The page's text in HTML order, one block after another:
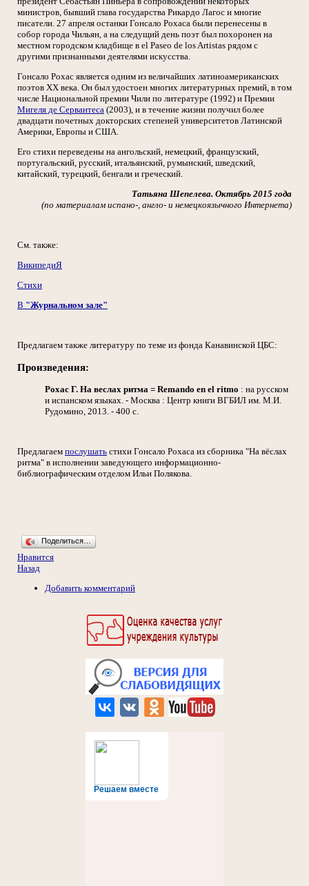
Решаем вместе
министров, бывший глава государства Рикардо Лагос и многие
писатели. 27 апреля останки Гонсало Рохаса были перенесены в
собор города Чильян, а на следущий день поэт был похоронен на
местном городском кладбище в el Paseo de los Artistas рядом с
другими признанными деятелями искусства.
Гонсало Рохас является одним из величайших латиноамериканских
поэтов ХХ века. Он был удостоен многих литературных премий, в том
числе Национальной премии Чили по литературе (1992) и Премии
Мигеля де Сервантеса (2003), и в течение жизни получил более
двадцати почетных докторских степеней университетов Латинской
Америки, Европы и США.
Его стихи переведены на ангольский, немецкий, французский,
португальский, русский, итальянский, румынский, шведский,
китайский, турецкий, бенгали и греческий.
Татьяна Шепелева. Октябрь 2015 года
(по материалам испано-, англо- и немецкоязычного Интернета)
См. также:
ВикипедиЯ
Стихи
В "Журнальном зале"
Предлагаем также литературу по теме из фонда Канавинской ЦБС:
Произведения:
Рохас Г. На веслах ритма = Remando en el ritmo : на русском
и испанском языках. - Москва : Центр книги ВГБИЛ им. М.И.
Рудомино, 2013. - 400 с.
Предлагаем послушать стихи Гонсало Рохаса из сборника "На вёслах
ритма" в исполнении заведующего информационно-
библиографическим отделом Ильи Полякова.
Поделиться…
Нравится
Назад
Добавить комментарий